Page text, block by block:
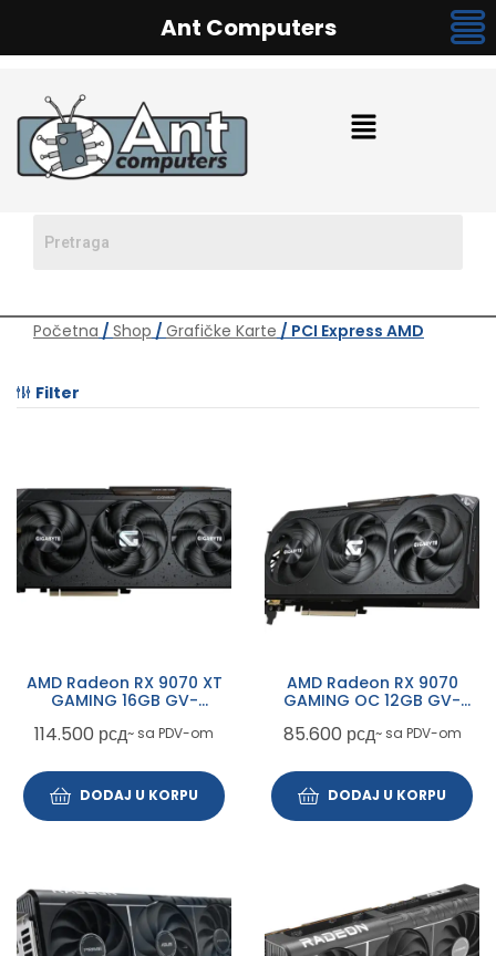
Početna / Shop / Grafičke Karte / PCI Express AMD
Filter
AMD Radeon RX 9070 XT
GAMING 16GB GV-
rev. 1.0 grafička karta
114.500 рсд~ sa PDV-om
DODAJ U KORPU
AMD Radeon RX 9070
GAMING OC 12GB GV-
12GD rev. 1.0 grafička
85.600 рсд~ sa PDV-om
DODAJ U KORPU
Ant Computers